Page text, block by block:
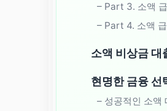
– Part 3. 소액
– Part 4. 소액
소액 비상금 대
현명한 금융 선
– 성공적인 소액